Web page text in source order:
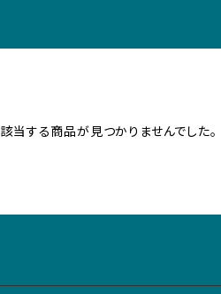
該当する商品が見つかりませんでした。